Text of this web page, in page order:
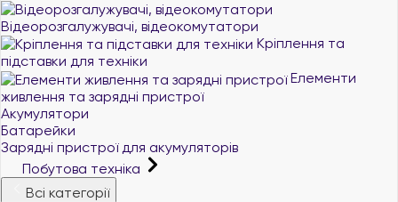
Відеорозгалужувачі, відеокомутатори
Кріплення та
підставки для техніки
Елементи
живлення та зарядні пристрої
Акумулятори
Батарейки
Зарядні пристрої для акумуляторів
Побутова техніка
Всі категорії